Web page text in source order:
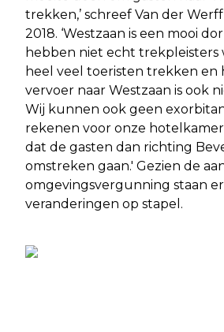
trekken,’ schreef Van der
2018. ‘Westzaan is een mooi
hebben niet echt trekpleisters
heel veel toeristen trekken en
vervoer naar Westzaan is ook
Wij kunnen ook geen
rekenen voor onze
dat de gasten dan richting
omstreken gaan.' Gezien de
omgevingsvergunning staan
veranderingen op stapel.